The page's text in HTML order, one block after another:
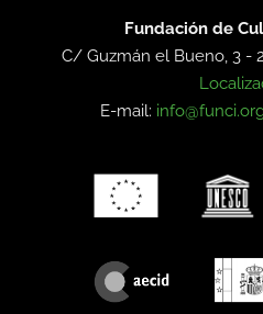
Fundación de
C/ Guzmán el Bueno, 3 -
E-mail: